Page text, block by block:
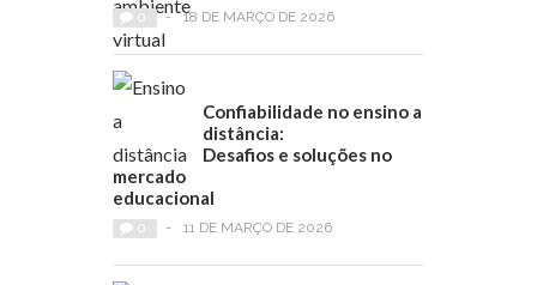
- 18 DE MARÇO DE 2026
Confiabilidade no ensino a
distância:
Desafios e soluções no
mercado
educacional
- 11 DE MARÇO DE 2026